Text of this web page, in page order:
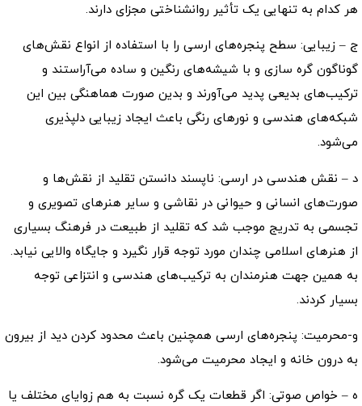
هر کدام به تنهایی یک تأثیر روانشناختی مجزای دارند.
ج – زیبایی: سطح پنجره‌های ارسی را با استفاده از انواع نقش‌های
گوناگون گره سازی و با شیشه‌های رنگین و ساده می‌آراستند و
ترکیب‌های بدیعی پدید می‌آورند و بدین صورت هماهنگی بین این
شبکه‌های هندسی و نورهای رنگی باعث ایجاد زیبایی دلپذیری
می‌شود.
د – نقش هندسی در ارسی: ناپسند دانستن تقلید از نقش‌ها و
صورت‌های انسانی و حیوانی در نقاشی و سایر هنرهای تصویری و
تجسمی به تدریج موجب شد که تقلید از طبیعت در فرهنگ بسیاری
از هنرهای اسلامی چندان مورد توجه قرار نگیرد و جایگاه والایی نیابد.
به همین جهت هنرمندان به ترکیب‌های هندسی و انتزاعی توجه
بسیار کردند.
و-محرمیت: پنجره‌های ارسی همچنین باعث محدود کردن دید از بیرون
به درون خانه و ایجاد محرمیت می‌شود.
ه – خواص صوتی: اگر قطعات یک گره نسبت به هم زوایای مختلف یا